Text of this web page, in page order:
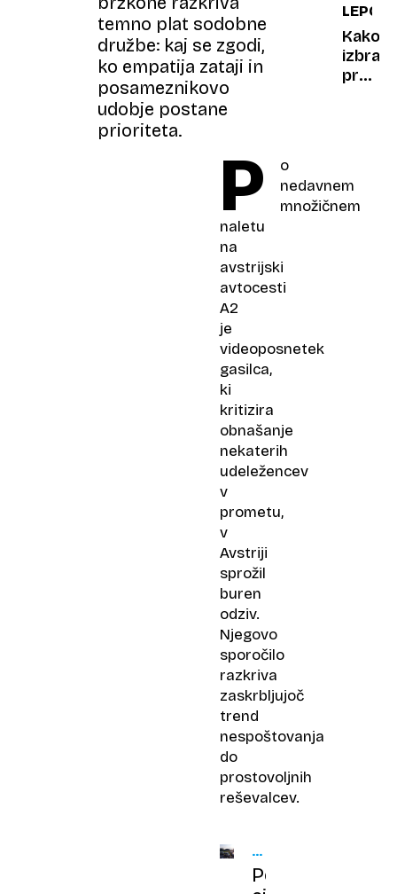
temno plat sodobne
družbe: kaj se zgodi,
ko empatija zataji in
posameznikovo
udobje postane
prioriteta.
P
o
nedavnem
množičnem
naletu
na
avstrijski
avtocesti
A2
je
videoposnetek
gasilca,
ki
kritizira
obnašanje
nekaterih
udeležencev
v
prometu,
v
Avstriji
sprožil
buren
odziv.
Njegovo
sporočilo
razkriva
zaskrbljujoč
trend
nespoštovanja
do
prostovoljnih
reševalcev.
VERIŽNO
TRČENJE
Počila
LEPOTA
Kako
izbrati
pravo